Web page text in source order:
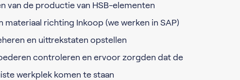
van de productie van HSB-elementen
materiaal richting Inkoop (we werken in SAP)
en uittrekstaten opstellen
controleren en ervoor zorgden dat de
werkplek komen te staan